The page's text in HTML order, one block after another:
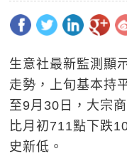
生意社最新監測顯
走勢，上旬基本持
至9月30日，大宗
比月初711點下跌
史新低。